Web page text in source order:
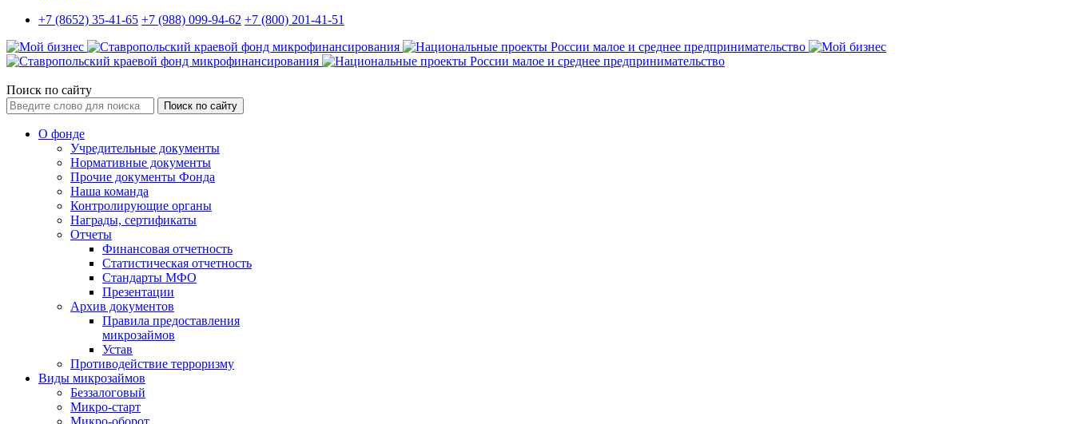
+7 (8652) 35-41-65 +7 (988) 099-94-62 +7 (800) 201-41-51
Поиск по сайту
Поиск по сайту
О фонде
Учредительные документы
Нормативные документы
Прочие документы Фонда
Наша команда
Контролирующие органы
Награды, сертификаты
Отчеты
Финансовая отчетность
Статистическая отчетность
Стандарты МФО
Презентации
Архив документов
Правила предоставления
микрозаймов
Устав
Противодействие терроризму
Виды микрозаймов
Беззалоговый
Микро-старт
Микро-оборот